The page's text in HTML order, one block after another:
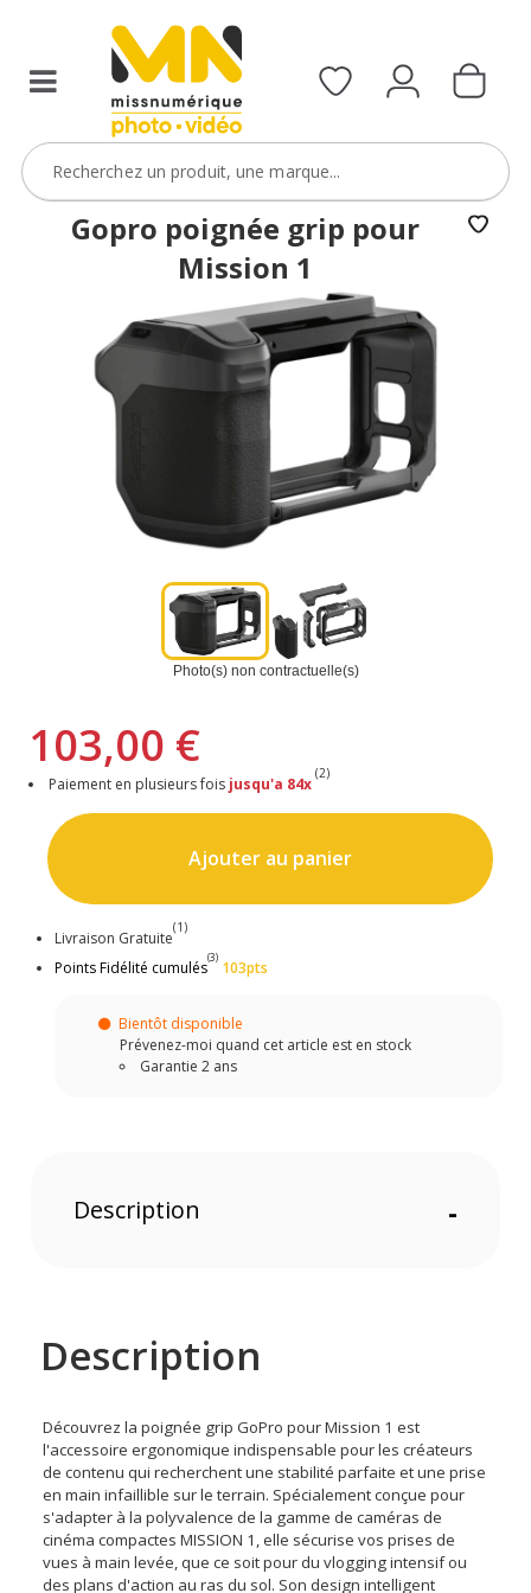
Gopro poignée grip pour
Mission 1
Photo(s) non contractuelle(s)
103,00 €
Paiement en plusieurs fois jusqu'a 84x
(2)
Ajouter au panier
Livraison Gratuite
(1)
Points Fidélité cumulés
(3)
103pts
Bientôt disponible
Prévenez-moi quand cet article est en stock
Garantie 2 ans
Description -
Description
Découvrez la poignée grip GoPro pour Mission 1 est
l'accessoire ergonomique indispensable pour les créateurs
de contenu qui recherchent une stabilité parfaite et une prise
en main infaillible sur le terrain. Spécialement conçue pour
s'adapter à la polyvalence de la gamme de caméras de
cinéma compactes MISSION 1, elle sécurise vos prises de
vues à main levée, que ce soit pour du vlogging intensif ou
des plans d'action au ras du sol. Son design intelligent